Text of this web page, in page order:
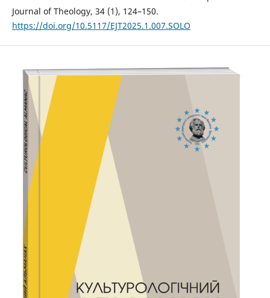
Journal of Theology, 34 (1), 124–150.
https://doi.org/10.5117/EJT2025.1.007.SOLO